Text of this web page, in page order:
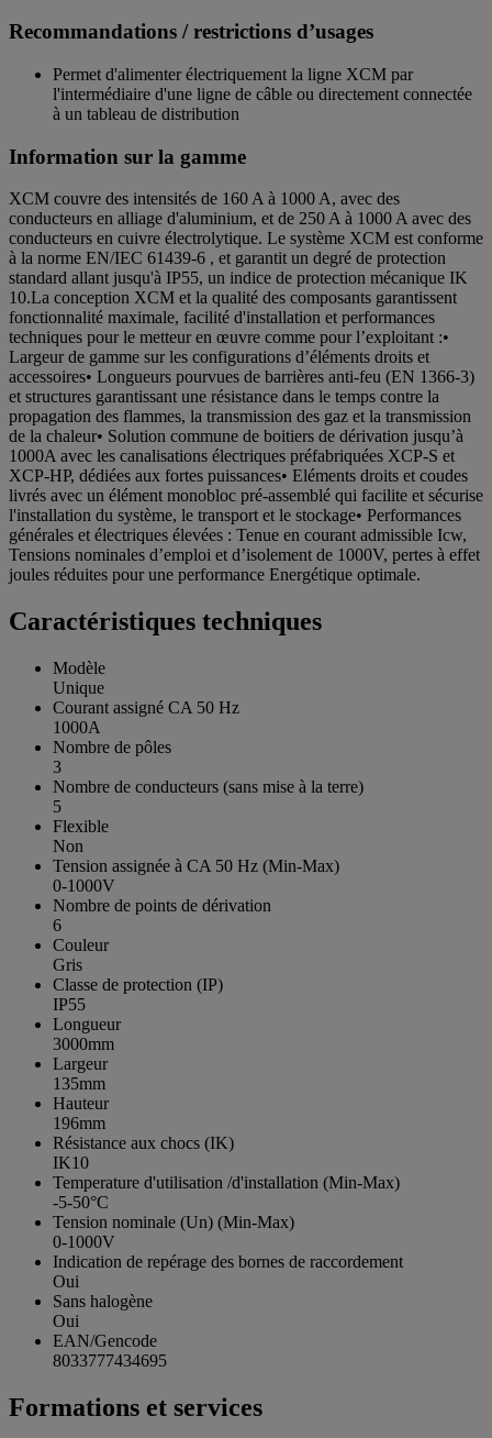
Recommandations / restrictions d’usages
Permet d'alimenter électriquement la ligne XCM par
l'intermédiaire d'une ligne de câble ou directement connectée
à un tableau de distribution
Information sur la gamme
XCM couvre des intensités de 160 A à 1000 A, avec des
conducteurs en alliage d'aluminium, et de 250 A à 1000 A avec des
conducteurs en cuivre électrolytique. Le système XCM est conforme
à la norme EN/IEC 61439-6 , et garantit un degré de protection
standard allant jusqu'à IP55, un indice de protection mécanique IK
10.La conception XCM et la qualité des composants garantissent
fonctionnalité maximale, facilité d'installation et performances
techniques pour le metteur en œuvre comme pour l’exploitant :•
Largeur de gamme sur les configurations d’éléments droits et
accessoires• Longueurs pourvues de barrières anti-feu (EN 1366-3)
et structures garantissant une résistance dans le temps contre la
propagation des flammes, la transmission des gaz et la transmission
de la chaleur• Solution commune de boitiers de dérivation jusqu’à
1000A avec les canalisations électriques préfabriquées XCP-S et
XCP-HP, dédiées aux fortes puissances• Eléments droits et coudes
livrés avec un élément monobloc pré-assemblé qui facilite et sécurise
l'installation du système, le transport et le stockage• Performances
générales et électriques élevées : Tenue en courant admissible Icw,
Tensions nominales d’emploi et d’isolement de 1000V, pertes à effet
joules réduites pour une performance Energétique optimale.
Caractéristiques techniques
Modèle
Unique
Courant assigné CA 50 Hz
1000A
Nombre de pôles
3
Nombre de conducteurs (sans mise à la terre)
5
Flexible
Non
Tension assignée à CA 50 Hz (Min-Max)
0-1000V
Nombre de points de dérivation
6
Couleur
Gris
Classe de protection (IP)
IP55
Longueur
3000mm
Largeur
135mm
Hauteur
196mm
Résistance aux chocs (IK)
IK10
Temperature d'utilisation /d'installation (Min-Max)
-5-50°C
Tension nominale (Un) (Min-Max)
0-1000V
Indication de repérage des bornes de raccordement
Oui
Sans halogène
Oui
EAN/Gencode
8033777434695
Formations et services